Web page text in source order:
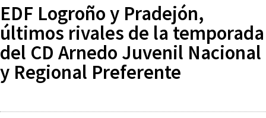
EDF Logroño y Pradejón,
últimos rivales de la temporada
del CD Arnedo Juvenil Nacional
y Regional Preferente